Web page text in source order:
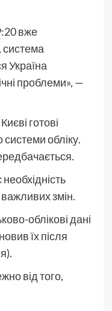
вже
Україна
проблеми», —
готові
системи обліку.
змін.
облікові дані
їх після
від того,